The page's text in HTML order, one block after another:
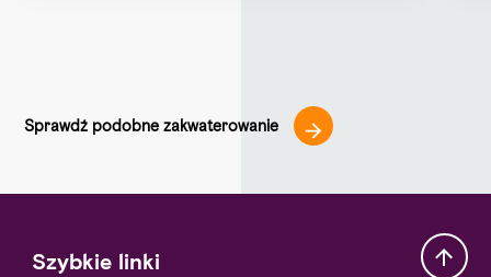
Sprawdź podobne zakwaterowanie
Szybkie linki